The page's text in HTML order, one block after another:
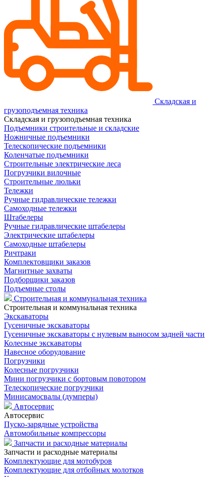
Складская и
грузоподъемная техника
Складская и грузоподъемная техника
Подъемники строительные и складские
Ножничные подъемники
Телескопические подъемники
Коленчатые подъемники
Строительные электрические леса
Погрузчики вилочные
Строительные люльки
Тележки
Ручные гидравлические тележки
Самоходные тележки
Штабелеры
Ручные гидравлические штабелеры
Электрические штабелеры
Самоходные штабелеры
Ричтраки
Комплектовщики заказов
Магнитные захваты
Подборщики заказов
Подъемные столы
Строительная и коммунальная техника
Строительная и коммунальная техника
Экскаваторы
Гусеничные экскаваторы
Гусеничные экскаваторы с нулевым выносом задней части
Колесные экскаваторы
Навесное оборудование
Погрузчики
Колесные погрузчики
Мини погрузчики с бортовым повотором
Телескопические погрузчики
Минисамосвалы (думперы)
Автосервис
Автосервис
Пуско-зарядные устройства
Автомобильные компрессоры
Запчасти и расходные материалы
Запчасти и расходные материалы
Комплектующие для мотобуров
Комплектующие для отбойных молотков